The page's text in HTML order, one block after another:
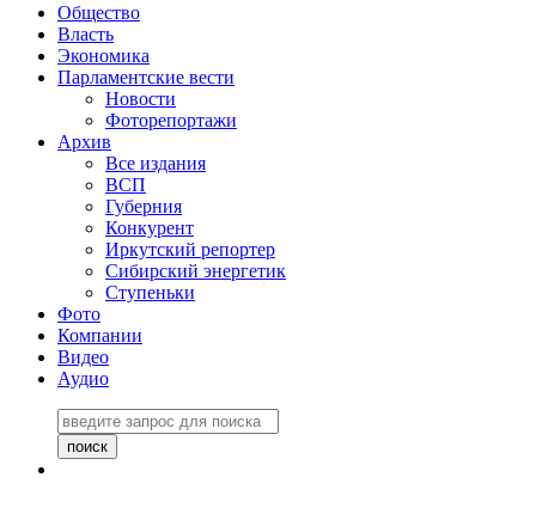
Общество
Власть
Экономика
Парламентские вести
Новости
Фоторепортажи
Архив
Все издания
ВСП
Губерния
Конкурент
Иркутский репортер
Сибирский энергетик
Ступеньки
Фото
Компании
Видео
Аудио